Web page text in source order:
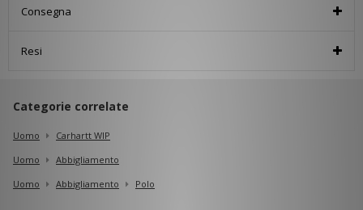
Consegna
Resi
Categorie correlate
Uomo
Carhartt WIP
Uomo
Abbigliamento
Uomo
Abbigliamento Polo